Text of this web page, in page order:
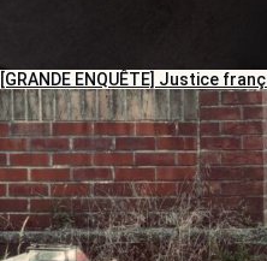
[GRANDE ENQUÊTE] Justice